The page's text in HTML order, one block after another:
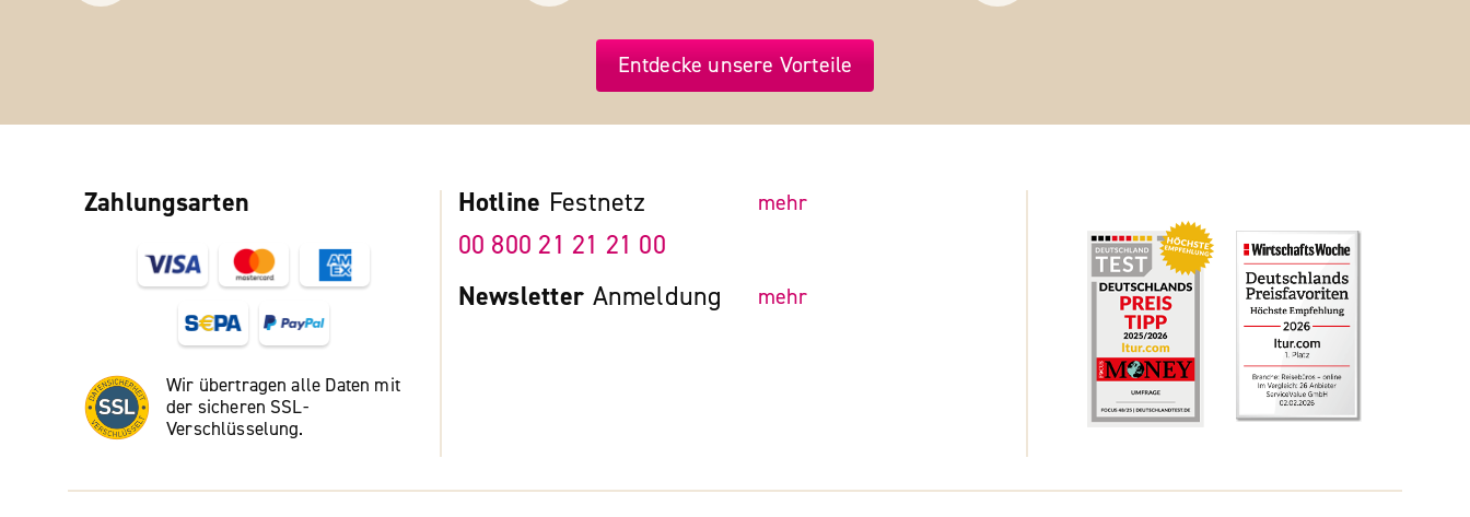
Entdecke unsere Vorteile
Zahlungsarten
Wir übertragen alle Daten mit
der sicheren SSL-
Verschlüsselung.
Hotline Festnetz mehr
00 800 21 21 21 00
Newsletter Anmeldung mehr